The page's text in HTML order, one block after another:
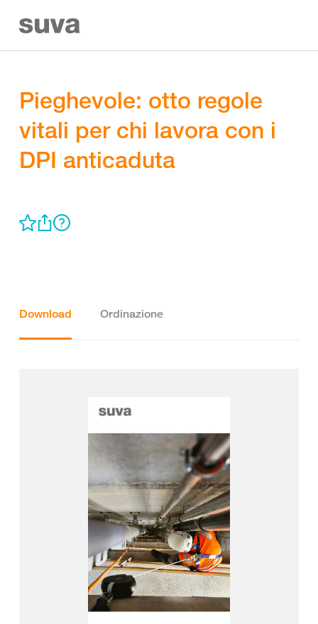
Pieghevole: otto regole
vitali per chi lavora con i
DPI anticaduta
Download Ordinazione